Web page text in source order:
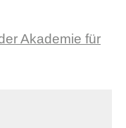
Akademie für